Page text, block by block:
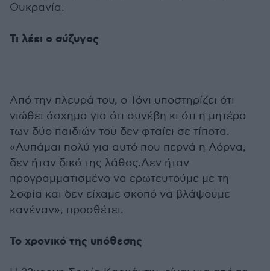
Ουκρανία.
Τι λέει ο σύζυγος
Από την πλευρά του, ο Τόνι υποστηρίζει ότι
νιώθει άσχημα για ότι συνέβη κι ότι η μητέρα
των δύο παιδιών του δεν φταίει σε τίποτα.
«Λυπάμαι πολύ για αυτό που περνά η Λόρνα,
δεν ήταν δικό της λάθος.Δεν ήταν
προγραμματισμένο να ερωτευτούμε με τη
Σοφία και δεν είχαμε σκοπό να βλάψουμε
κανέναν», προσθέτει.
Το χρονικό της υπόθεσης